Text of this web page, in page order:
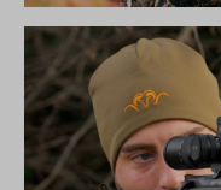
DIE NEUE SILENCE